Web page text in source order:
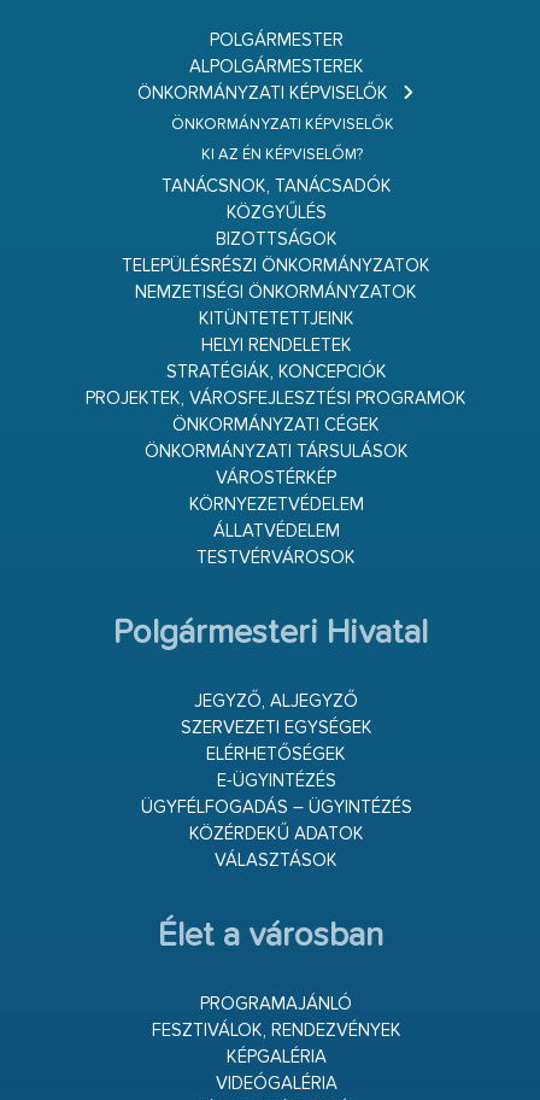
POLGÁRMESTER
ALPOLGÁRMESTEREK
ÖNKORMÁNYZATI KÉPVISELŐK
ÖNKORMÁNYZATI KÉPVISELŐK
KI AZ ÉN KÉPVISELŐM?
TANÁCSNOK, TANÁCSADÓK
KÖZGYŰLÉS
BIZOTTSÁGOK
TELEPÜLÉSRÉSZI ÖNKORMÁNYZATOK
NEMZETISÉGI ÖNKORMÁNYZATOK
KITÜNTETETTJEINK
HELYI RENDELETEK
STRATÉGIÁK, KONCEPCIÓK
PROJEKTEK, VÁROSFEJLESZTÉSI PROGRAMOK
ÖNKORMÁNYZATI CÉGEK
ÖNKORMÁNYZATI TÁRSULÁSOK
VÁROSTÉRKÉP
KÖRNYEZETVÉDELEM
ÁLLATVÉDELEM
TESTVÉRVÁROSOK
Polgármesteri Hivatal
JEGYZŐ, ALJEGYZŐ
SZERVEZETI EGYSÉGEK
ELÉRHETŐSÉGEK
E-ÜGYINTÉZÉS
ÜGYFÉLFOGADÁS – ÜGYINTÉZÉS
KÖZÉRDEKŰ ADATOK
VÁLASZTÁSOK
Élet a városban
PROGRAMAJÁNLÓ
FESZTIVÁLOK, RENDEZVÉNYEK
KÉPGALÉRIA
VIDEÓGALÉRIA